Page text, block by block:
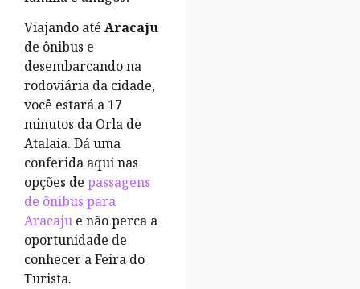
Viajando até Aracaju
de ônibus e
desembarcando na
rodoviária da cidade,
você estará a 17
minutos da Orla de
Atalaia. Dá uma
conferida aqui nas
opções de passagens
de ônibus para
Aracaju e não perca a
oportunidade de
conhecer a Feira do
Turista.